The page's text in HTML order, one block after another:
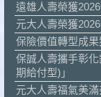
遠雄人壽榮獲
元大人壽榮獲
保險價值轉型成果
保誠人壽攜手彰
期給付型)」
元大人壽福氣美